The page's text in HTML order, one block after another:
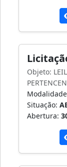
Objeto:
Situação:
Abertura: